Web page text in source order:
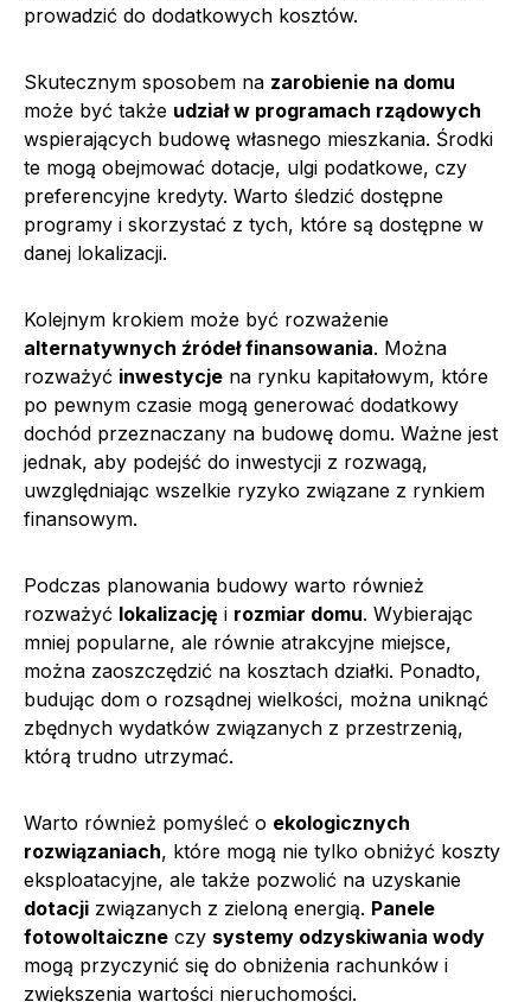
prowadzić do dodatkowych kosztów.
Skutecznym sposobem na zarobienie na domu
może być także udział w programach rządowych
wspierających budowę własnego mieszkania. Środki
te mogą obejmować dotacje, ulgi podatkowe, czy
preferencyjne kredyty. Warto śledzić dostępne
programy i skorzystać z tych, które są dostępne w
danej lokalizacji.
Kolejnym krokiem może być rozważenie
alternatywnych źródeł finansowania. Można
rozważyć inwestycje na rynku kapitałowym, które
po pewnym czasie mogą generować dodatkowy
dochód przeznaczany na budowę domu. Ważne jest
jednak, aby podejść do inwestycji z rozwagą,
uwzględniając wszelkie ryzyko związane z rynkiem
finansowym.
Podczas planowania budowy warto również
rozważyć lokalizację i rozmiar domu. Wybierając
mniej popularne, ale równie atrakcyjne miejsce,
można zaoszczędzić na kosztach działki. Ponadto,
budując dom o rozsądnej wielkości, można uniknąć
zbędnych wydatków związanych z przestrzenią,
którą trudno utrzymać.
Warto również pomyśleć o ekologicznych
rozwiązaniach, które mogą nie tylko obniżyć koszty
eksploatacyjne, ale także pozwolić na uzyskanie
dotacji związanych z zieloną energią. Panele
fotowoltaiczne czy systemy odzyskiwania wody
mogą przyczynić się do obniżenia rachunków i
zwiększenia wartości nieruchomości.